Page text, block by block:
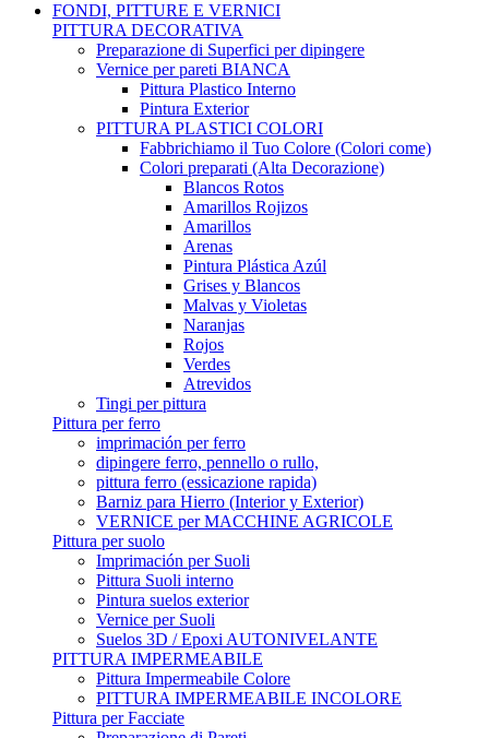
FONDI, PITTURE E VERNICI
PITTURA DECORATIVA
Preparazione di Superfici per dipingere
Vernice per pareti BIANCA
Pittura Plastico Interno
Pintura Exterior
PITTURA PLASTICI COLORI
Fabbrichiamo il Tuo Colore (Colori come)
Colori preparati (Alta Decorazione)
Blancos Rotos
Amarillos Rojizos
Amarillos
Arenas
Pintura Plástica Azúl
Grises y Blancos
Malvas y Violetas
Naranjas
Rojos
Verdes
Atrevidos
Tingi per pittura
Pittura per ferro
imprimación per ferro
dipingere ferro, pennello o rullo,
pittura ferro (essicazione rapida)
Barniz para Hierro (Interior y Exterior)
VERNICE per MACCHINE AGRICOLE
Pittura per suolo
Imprimación per Suoli
Pittura Suoli interno
Pintura suelos exterior
Vernice per Suoli
Suelos 3D / Epoxi AUTONIVELANTE
PITTURA IMPERMEABILE
Pittura Impermeabile Colore
PITTURA IMPERMEABILE INCOLORE
Pittura per Facciate